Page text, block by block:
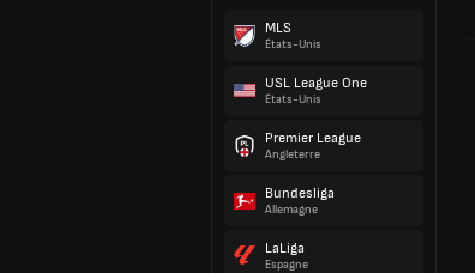
MLS
États-Unis
USL League One
États-Unis
Premier League
Angleterre
Bundesliga
Allemagne
LaLiga
Espagne